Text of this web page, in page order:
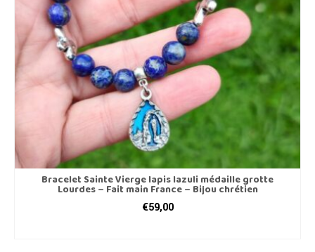
Bracelet Sainte Vierge lapis lazuli médaille grotte
Lourdes – Fait main France – Bijou chrétien
€59,00